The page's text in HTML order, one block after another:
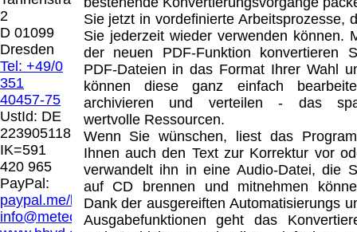
2
D 01099
Dresden
Tel: +49/0
351
40457-75
UstId: DE
223905118
IK=591
420 965
PayPal:
paypal.me/blindenhilfsmittel
info@meteor.vision
Sie jetzt in vordefinierte Arbeitsprozesse,
Sie jederzeit wieder verwenden können.
der neuen PDF-Funktion konvertieren
PDF-Dateien in das Format Ihrer Wahl
können diese ganz einfach
archivieren und verteilen - das
wertvolle Ressourcen.
Wenn Sie wünschen, liest das
Ihnen auch den Text zur Korrektur vor
verwandelt ihn in eine Audio-Datei, die
auf CD brennen und mitnehmen
Dank der ausgereiften Automatisierungs
Ausgabefunktionen geht das
Die in diesem Dokument genannten
Warenzeichen sind Eigentum der jeweiligen
Firmen. Preisänderungen, Irrtümer und
technische Änderungen vorbehalten.
letzte Änderung: 13. Juli 2026 Blinden
Hilfsmittel Vertrieb Dresden,
Mit einem Urteil vom 12.05.1998 - 312 O
85/98 - Haftung für Links hat das Landgericht
Hamburg entschieden, dass man durch die
Anbringung eines Links, die Inhalte der
gelinkten Seite ggf. mit zu verantworten hat.
Dieses kann nur dadurch verhindert werden,